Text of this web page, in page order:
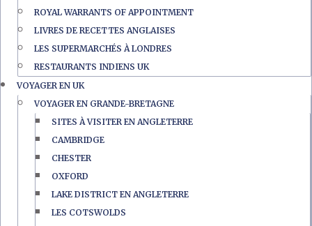
ROYAL WARRANTS OF APPOINTMENT
LIVRES DE RECETTES ANGLAISES
LES SUPERMARCHÉS À LONDRES
RESTAURANTS INDIENS UK
VOYAGER EN UK
VOYAGER EN GRANDE-BRETAGNE
SITES À VISITER EN ANGLETERRE
CAMBRIDGE
CHESTER
OXFORD
LAKE DISTRICT EN ANGLETERRE
LES COTSWOLDS